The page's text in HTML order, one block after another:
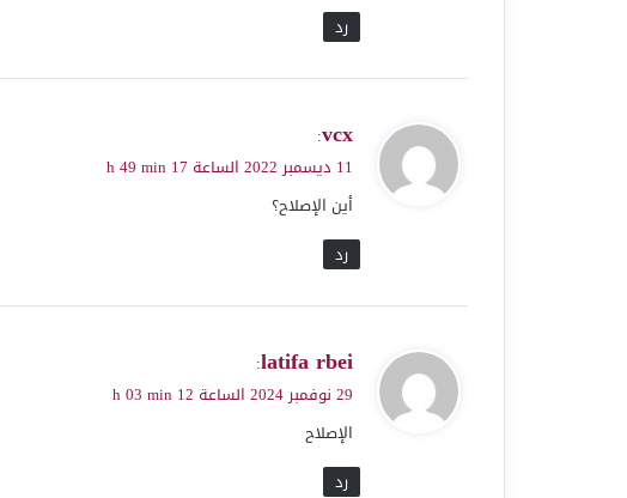
رد
ي
ق
ل
vcx
:
11 ديسمبر 2022 الساعة 17 h 49 min
أين الإصلاح؟
رد
ي
ق
ل
latifa rbei
:
29 نوفمبر 2024 الساعة 12 h 03 min
الإصلاح
رد